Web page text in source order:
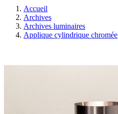
Accueil
Archives
Archives luminaires
Applique cylindrique chromée